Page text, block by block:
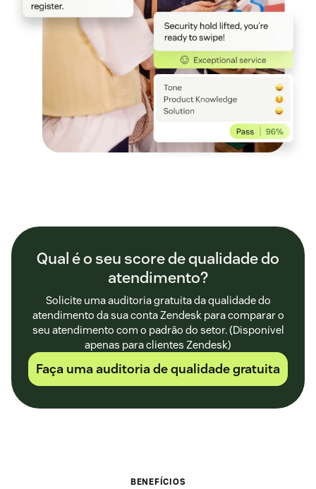
Qual é o seu score de qualidade do
atendimento?
Solicite uma auditoria gratuita da qualidade do
atendimento da sua conta Zendesk para comparar o
seu atendimento com o padrão do setor. (Disponível
apenas para clientes Zendesk)
Faça uma auditoria de qualidade gratuita
BENEFÍCIOS